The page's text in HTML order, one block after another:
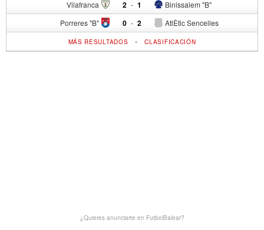
Vilafranca 2 - Binissalem "B"
1
Porreres "B" 0 - AtlÈtic Sencelles
2
MÁS RESULTADOS -CLASIFICACIÓN
¿Quieres anunciarte en FutbolBalear?